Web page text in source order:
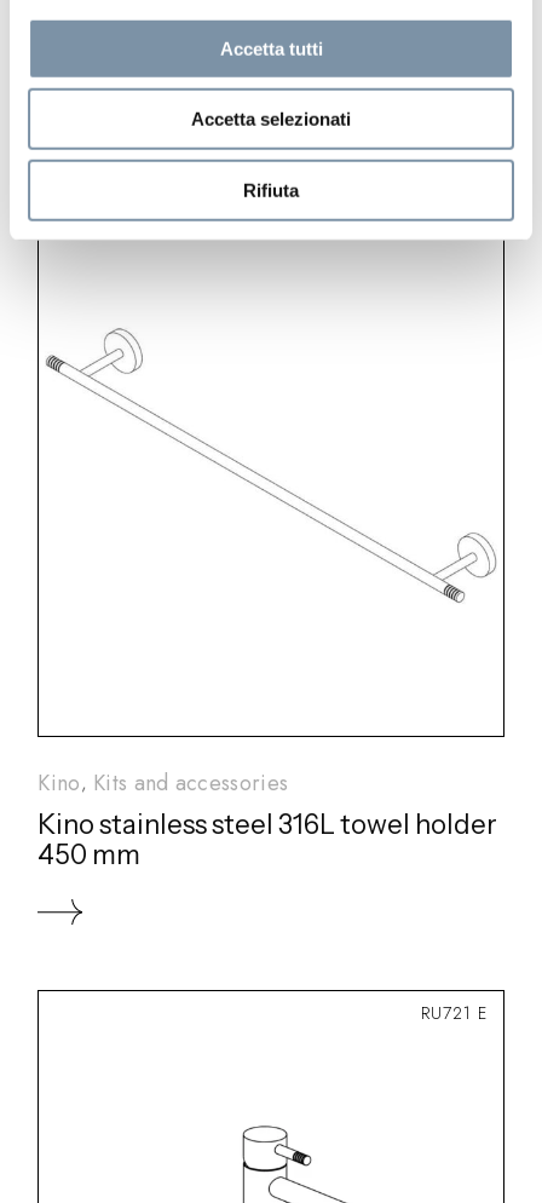
Accetta tutti
Accetta selezionati
Rifiuta
Kino
Concealed shower mixer
AB105 E
Kino Kits and accessories
Kino stainless steel 316L towel holder
450 mm
RU721 E